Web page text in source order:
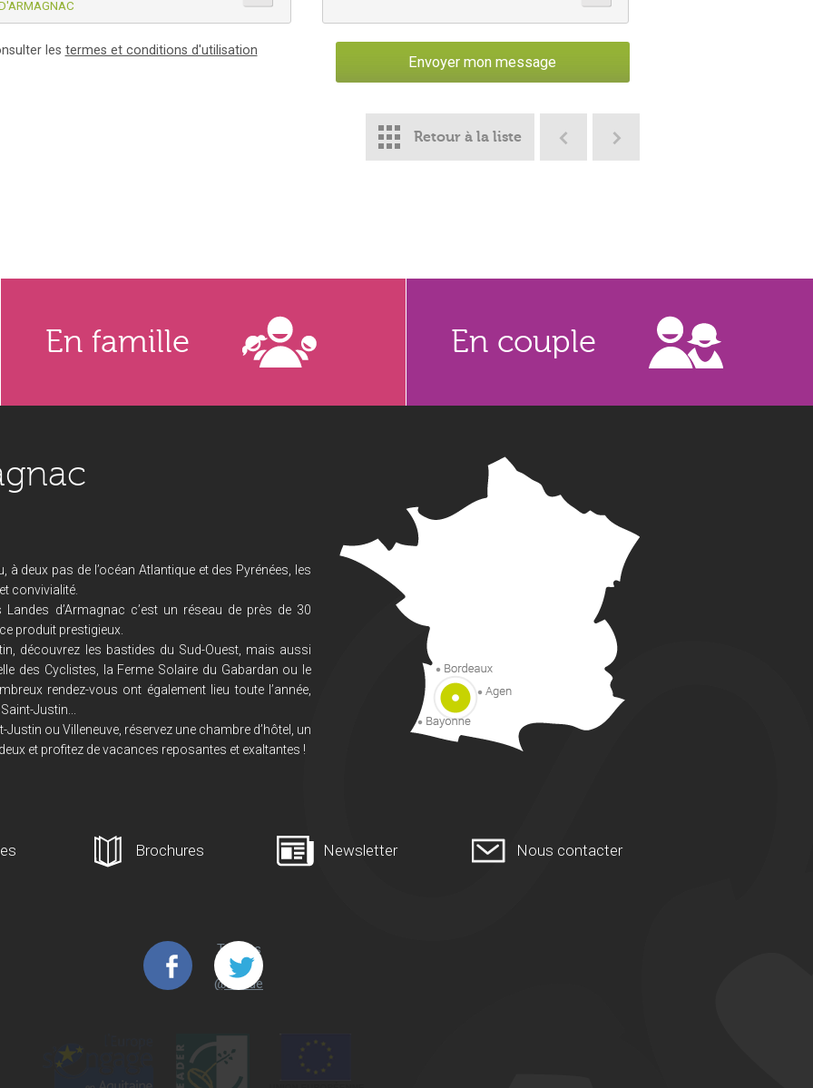
les termes et conditions d'utilisation
Retour à la liste
En famille En couple
à deux pas de l’océan Atlantique et des Pyrénées, les
convivialité.
d’Armagnac c’est un réseau de près de 30
produit prestigieux.
découvrez les bastides du Sud-Ouest, mais aussi
des Cyclistes, la Ferme Solaire du Gabardan ou le
rendez-vous ont également lieu toute l’année,
Justin...
ou Villeneuve, réservez une chambre d’hôtel, un
et profitez de vacances reposantes et exaltantes !
Brochures Newsletter Nous contacter
Tweets
de
@Lande